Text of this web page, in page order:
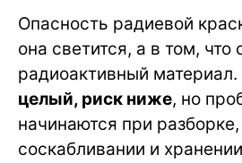
Опасность радиевой
она светится, а в том,
радиоактивный материал.
целый, риск ниже, но
начинаются при
соскабливании и